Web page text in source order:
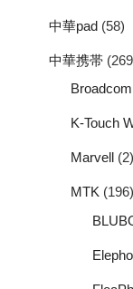
中華pad (58)
中華携帯
Broadcom
K-Touch
Marvell (2)
MTK (196)